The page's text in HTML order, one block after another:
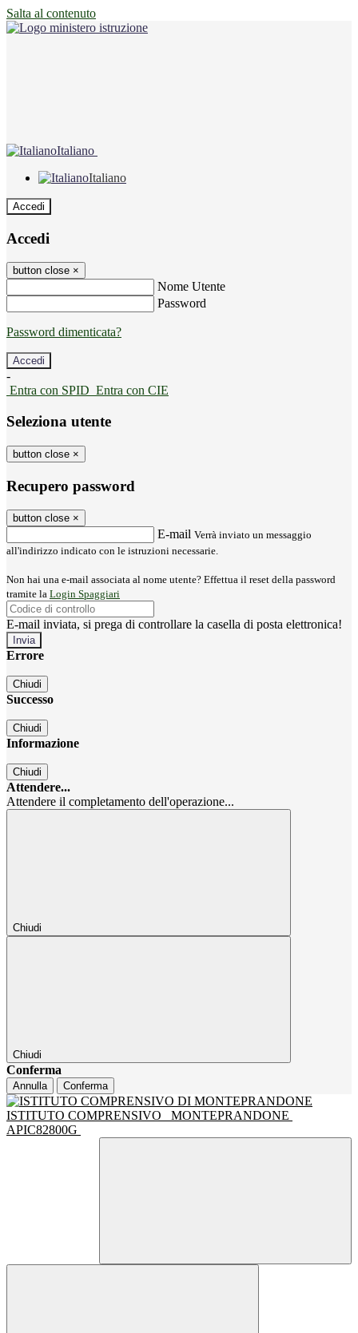
Salta al contenuto
Italiano
Italiano
Accedi
Accedi
button close ×
Nome Utente
Password
Password dimenticata?
-
Entra con SPID Entra con CIE
Seleziona utente
button close ×
Recupero password
button close ×
E-mail Verrà inviato un messaggio
all'indirizzo indicato con le istruzioni necessarie.
Non hai una e-mail associata al nome utente? Effettua il reset della password
tramite la Login Spaggiari
E-mail inviata, si prega di controllare la casella di posta elettronica!
Errore
Chiudi
Successo
Chiudi
Informazione
Chiudi
Attendere...
Attendere il completamento dell'operazione...
Chiudi
Chiudi
Conferma
Annulla Conferma
ISTITUTO COMPRENSIVO
MONTEPRANDONE
APIC82800G